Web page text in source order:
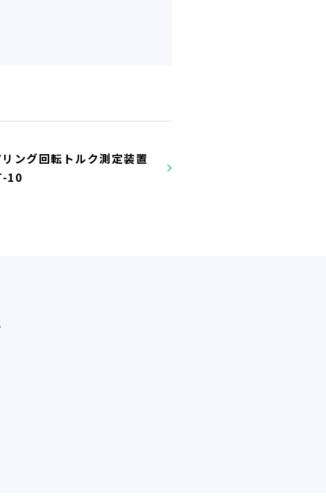
ング回転トルク測定装置
10